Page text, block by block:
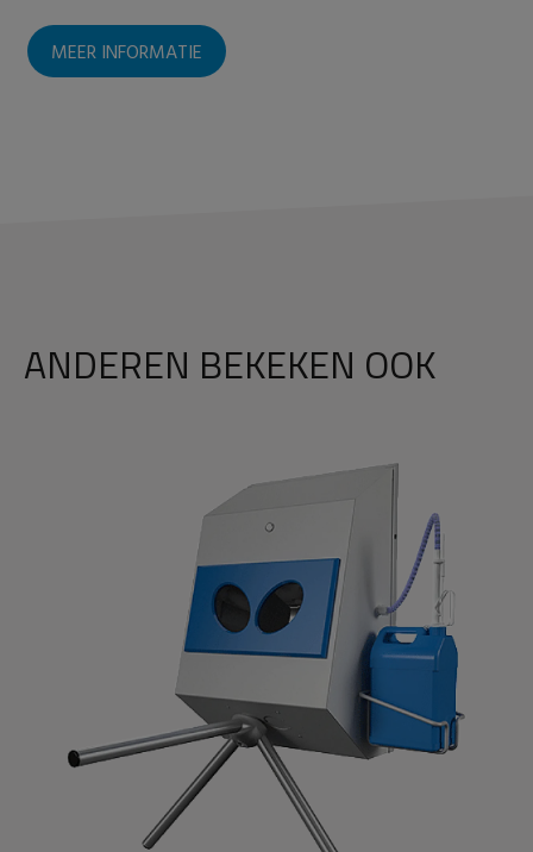
MEER INFORMATIE
ANDEREN BEKEKEN OOK